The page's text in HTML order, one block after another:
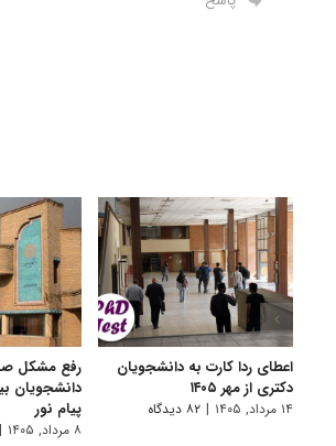
اعطای ردا کارت به دانشجویان
دکتری از مهر ۱۴۰۵
۱۴ مرداد, ۱۴۰۵ | ۸۲ دیدگاه
رفع مشکل
دانشجویان
پیام نور
۸ مرداد, ۱۴۰۵ |